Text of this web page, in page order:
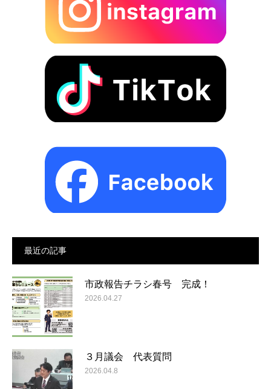
最近の記事
市政報告チラシ春号 完成！
2026.04.27
３月議会 代表質問
2026.04.8